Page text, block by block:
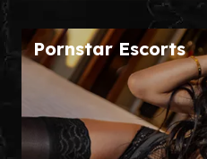
Pornstar Escorts